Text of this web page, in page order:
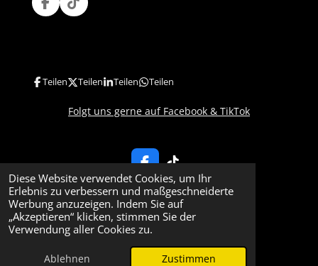
Diese Website verwendet Cookies, um Ihr
Erlebnis zu verbessern und maßgeschneiderte
Werbung anzuzeigen. Indem Sie auf
„Akzeptieren“ klicken, stimmen Sie der
Verwendung aller Cookies zu.
Ablehnen Zustimmen
F
a
o
T
i
Teilen Teilen Teilen Teilen
Folgt uns gerne auf Facebook & TikTok
F
a
c
e
b
o
o
T
i
k
T
o
Impressum & Datenschutzerklärung